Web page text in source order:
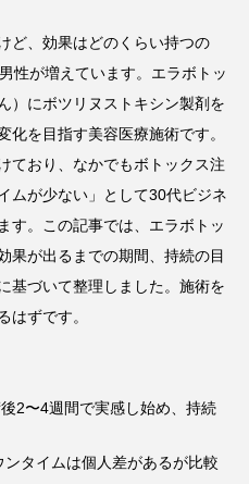
ど、効果はどのくらい持つの
が増えています。エラボトッ
）にボツリヌストキシン製剤を
を目指す美容医療施術です。
ており、なかでもボトックス注
ムが少ない」として30代ビジネ
す。この記事では、エラボトッ
果が出るまでの期間、持続の目
基づいて整理しました。施術を
はずです。
2〜4週間で実感し始め、持続
タイムは個人差があるが比較